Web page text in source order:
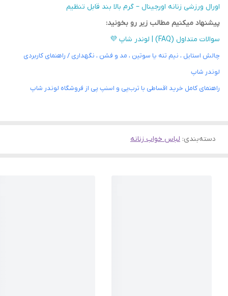
اورال ورزشی زنانه اورجینال – گرم بالا بند قابل تنظیم
پیشنهاد میکنیم مطالب زیر رو بخونید:
سوالات متداول (FAQ) | لوندر شاپ 💜
چالش استایل ، نیم تنه یا سوتین ، مد و فشن ، نگهداری / راهنمای کاربردی
لوندر شاپ
راهنمای کامل خرید اقساطی با ترب‌پی و اسنپ پی از فروشگاه لوندر شاپ
دسته‌بندی: لباس خواب زنانه